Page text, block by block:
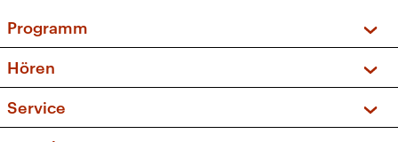
Programm
Sendungen und Podcasts
Musikliste
Hören
Frequenzen (UKW + DAB+)
Service